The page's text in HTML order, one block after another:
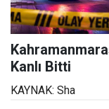
Kanlı Bitti
KAYNAK: Sha